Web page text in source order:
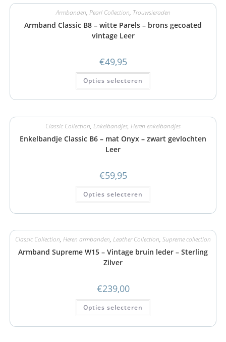
Armbanden, Pearl Collection, Trouwsieraden
Armband Classic B8 – witte Parels – brons gecoated
vintage Leer
€49,95
Opties selecteren
Classic Collection, Enkelbandjes, Heren enkelbandjes
Enkelbandje Classic B6 – mat Onyx – zwart gevlochten
Leer
€59,95
Opties selecteren
Classic Collection, Heren armbanden, Leather Collection, Supreme collection
Armband Supreme W15 – Vintage bruin leder – Sterling
Zilver
€239,00
Opties selecteren